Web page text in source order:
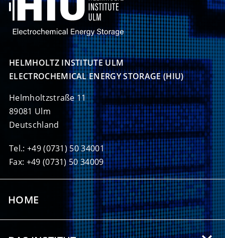
HELMHOLTZ INSTITUTE ULM
ELECTROCHEMICAL ENERGY STORAGE (HIU)
Helmholtzstraße 11
89081 Ulm
Deutschland
Tel.: +49 (0731) 50 34001
Fax: +49 (0731) 50 34009
HOME